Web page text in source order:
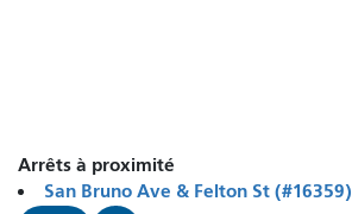
Arrêts à proximité
San Bruno Ave & Felton St